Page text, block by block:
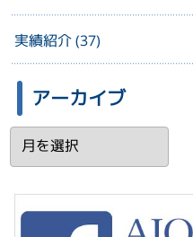
実績紹介 (37)
アーカイブ
ブ